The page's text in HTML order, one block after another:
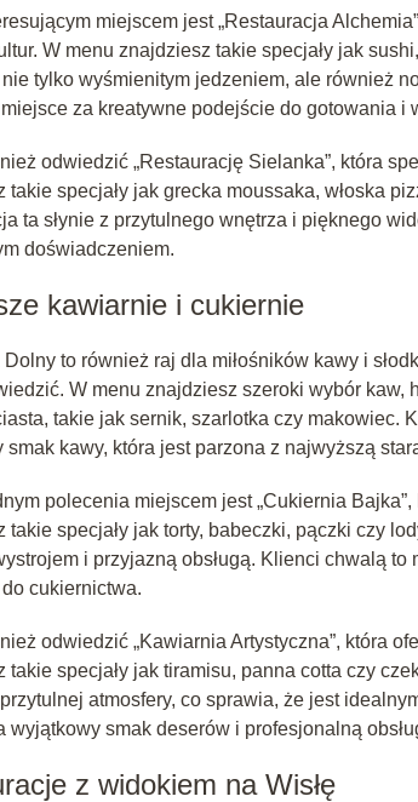
miejscem jest „Restauracja
W menu znajdziesz takie specjały jak
tylko wyśmienitym jedzeniem, ale również
za kreatywne podejście do gotowania i
odwiedzić „Restaurację Sielanka”, która
takie specjały jak grecka moussaka, włoska
ta słynie z przytulnego wnętrza i pięknego
doświadczeniem.
kawiarnie i cukiernie
Dolny to również raj dla miłośników kawy i
W menu znajdziesz szeroki wybór
takie jak sernik, szarlotka czy makowiec.
smak kawy, która jest parzona z najwyższą
polecenia miejscem jest „Cukiernia
takie specjały jak torty, babeczki, pączki czy
i przyjazną obsługą. Klienci chwalą
cukiernictwa.
odwiedzić „Kawiarnia Artystyczna”, która
takie specjały jak tiramisu, panna cotta czy
atmosfery, co sprawia, że jest
wyjątkowy smak deserów i profesjonalną
z widokiem na Wisłę